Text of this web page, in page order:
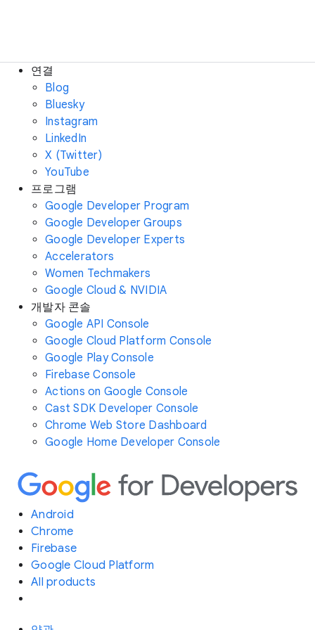
연결
Blog
Bluesky
Instagram
LinkedIn
X (Twitter)
YouTube
프로그램
Google Developer Program
Google Developer Groups
Google Developer Experts
Accelerators
Women Techmakers
Google Cloud & NVIDIA
개발자 콘솔
Google API Console
Google Cloud Platform Console
Google Play Console
Firebase Console
Actions on Google Console
Cast SDK Developer Console
Chrome Web Store Dashboard
Google Home Developer Console
Android
Chrome
Firebase
Google Cloud Platform
All products